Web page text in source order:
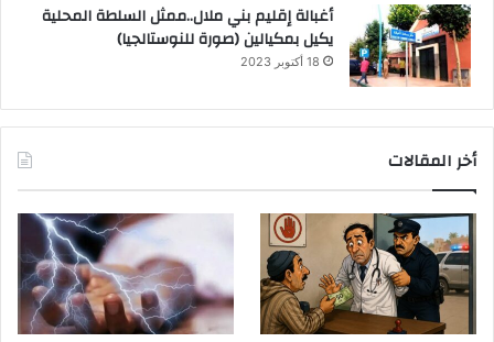
أغبالة إقليم بني ملال..ممثل السلطة المحلية
يكيل بمكيالين (صورة للنوستالجيا)
18 أكتوبر 2023
أخر المقالات